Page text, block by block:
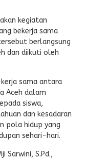
kegiatan
bekerja sama
berlangsung
dan diikuti oleh
sama antara
Aceh dalam
siswa,
dan kesadaran
pola hidup yang
sehari-hari.
Sarwini, S.Pd.,